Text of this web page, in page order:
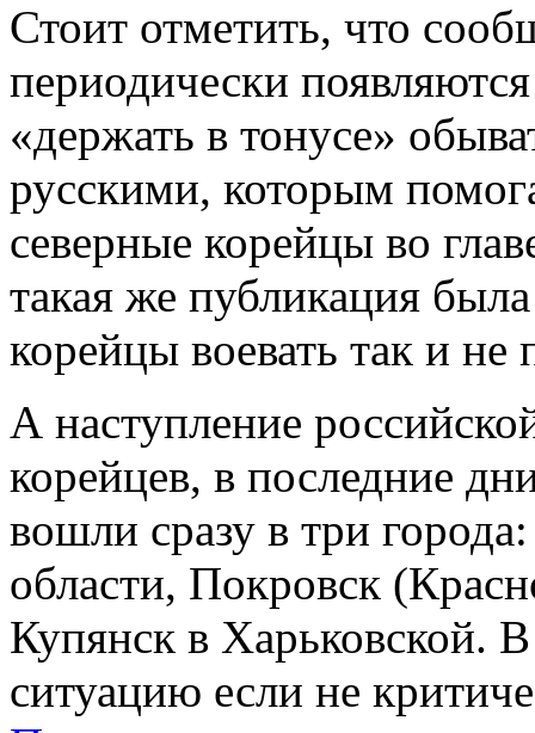
Стоит отметить, что
периодически
«держать в тонусе»
русскими, которым
северные корейцы во
такая же публикация
корейцы воевать так и не
А наступление
корейцев, в последние
вошли сразу в три
области, Покровск
Купянск в Харьковской.
ситуацию если не